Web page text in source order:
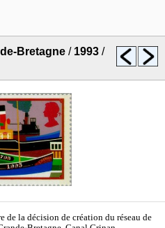
Bretagne / 1993 /
de la décision de création du réseau de